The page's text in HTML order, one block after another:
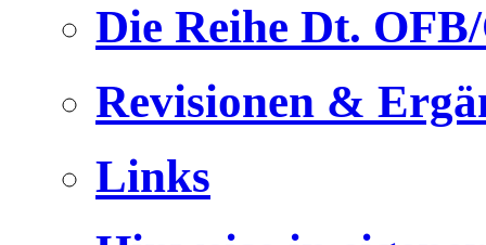
Die Reihe Dt.
Revisionen &
Links